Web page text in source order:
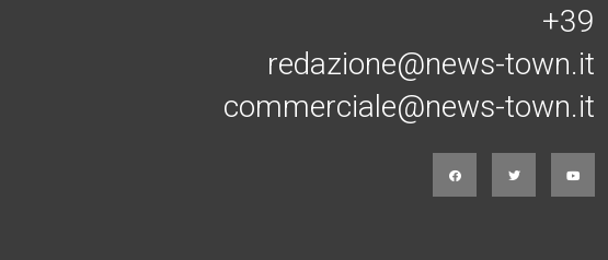
+39
redazione@news-town.it
commerciale@news-town.it